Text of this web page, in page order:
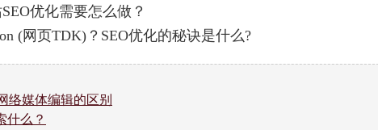
优化需要怎么做？
(网页TDK)？SEO优化的秘诀是什么?
络媒体编辑的区别
什么？